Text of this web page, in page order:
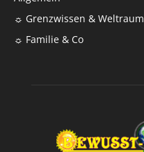
☼ Grenzwissen & Weltraum
☼ Familie & Co